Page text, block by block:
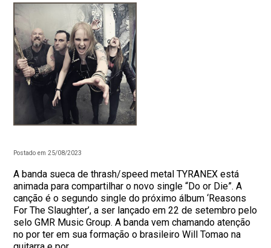
Postado em 25/08/2023
A banda sueca de thrash/speed metal TYRANEX está
animada para compartilhar o novo single “Do or Die”. A
canção é o segundo single do próximo álbum ‘Reasons
For The Slaughter’, a ser lançado em 22 de setembro pelo
selo GMR Music Group. A banda vem chamando atenção
no por ter em sua formação o brasileiro Will Tomao na